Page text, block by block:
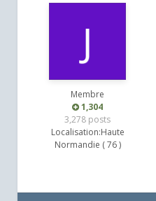
Membre
1,304
3,278 posts
Localisation:Haute
Normandie ( 76 )